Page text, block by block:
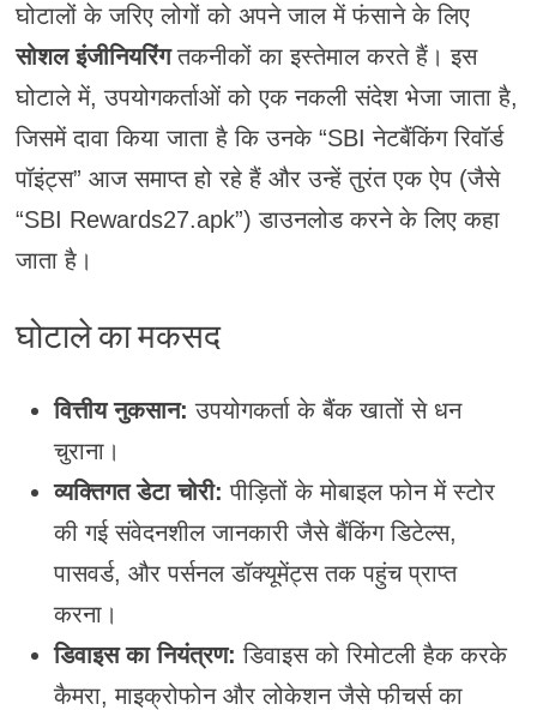
घोटालों के जरिए लोगों को अपने जाल में फंसाने के लिए
सोशल इंजीनियरिंगतकनीकों का इस्तेमाल करते हैं। इस
घोटाले में, उपयोगकर्ताओं को एक नकली संदेश भेजा जाता है,
जिसमें दावा किया जाता है कि उनके “SBI नेटबैंकिंग रिवॉर्ड
पॉइंट्स” आज समाप्त हो रहे हैं और उन्हें तुरंत एक ऐप (जैसे
“SBI Rewards27.apk”) डाउनलोड करने के लिए कहा
जाता है।
घोटाले का मकसद
वित्तीय नुकसान: उपयोगकर्ता के बैंक खातों से धन
चुराना।
व्यक्तिगत डेटा चोरी: पीड़ितों के मोबाइल फोन में स्टोर
की गई संवेदनशील जानकारी जैसे बैंकिंग डिटेल्स,
पासवर्ड, और पर्सनल डॉक्यूमेंट्स तक पहुंच प्राप्त
करना।
डिवाइस का नियंत्रण: डिवाइस को रिमोटली हैक करके
कैमरा, माइक्रोफोन और लोकेशन जैसे फीचर्स का